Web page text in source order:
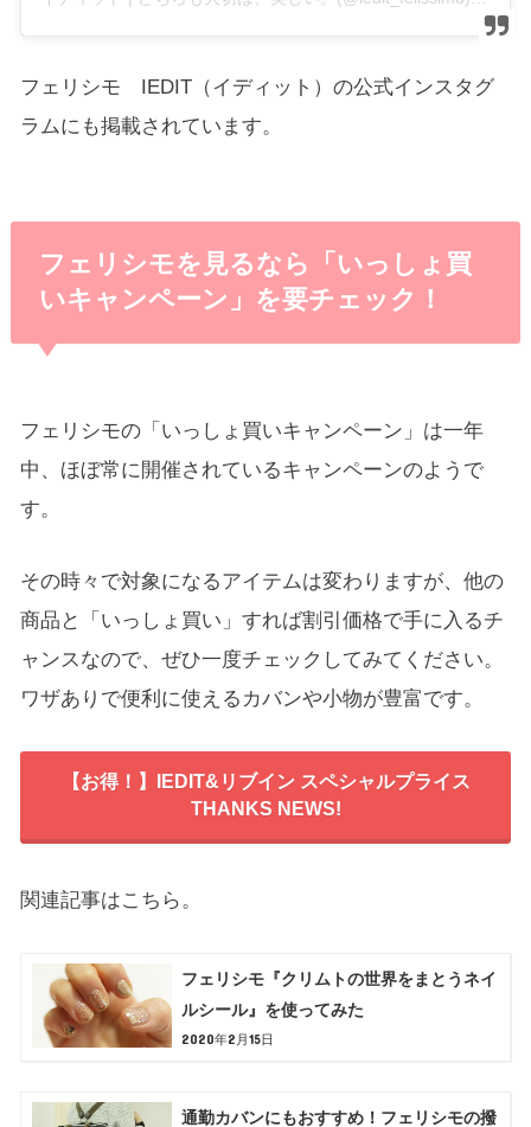
フェリシモ IEDIT（イディット）の公式インスタグ
ラムにも掲載されています。
フェリシモを見るなら「いっしょ買
いキャンペーン」を要チェック！
フェリシモの「いっしょ買いキャンペーン」は一年
中、ほぼ常に開催されているキャンペーンのようで
す。
その時々で対象になるアイテムは変わりますが、他の
商品と「いっしょ買い」すれば割引価格で手に入るチ
ャンスなので、ぜひ一度チェックしてみてください。
ワザありで便利に使えるカバンや小物が豊富です。
【お得！】IEDIT&リブイン スペシャルプライス
THANKS NEWS!
関連記事はこちら。
フェリシモ『クリムトの世界をまとうネイ
ルシール』を使ってみた
2020年2月15日
通勤カバンにもおすすめ！フェリシモの撥